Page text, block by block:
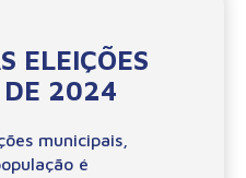
ELEIÇÕES
DE 2024
municipais,
é